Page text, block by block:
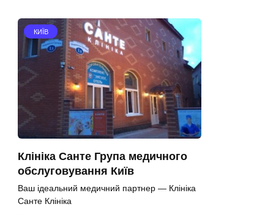
КИЇВ
Клініка Санте Група медичного
обслуговування Київ
Ваш ідеальний медичний партнер — Клініка
Санте Клініка